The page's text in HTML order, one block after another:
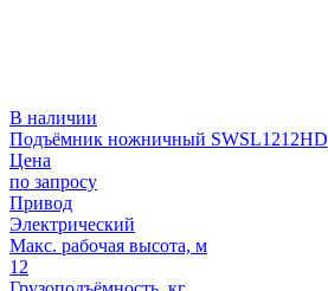
В наличии
Подъёмник ножничный SWSL1212HD
Цена
по запросу
Привод
Электрический
Макс. рабочая высота, м
12